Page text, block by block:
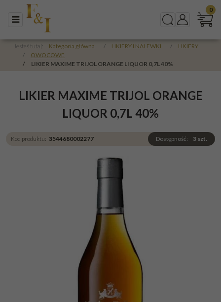
Menu SzukajPanel
0
Jesteś tutaj: Kategoria główna / LIKIERY I NALEWKI /
LIKIERY
/
OWOCOWE
/
LIKIER MAXIME TRIJOL ORANGE LIQUOR 0,7L 40%
LIKIER MAXIME TRIJOL ORANGE
LIQUOR 0,7L 40%
Kod produktu: 3544680002277 Dostępność: 3 szt.